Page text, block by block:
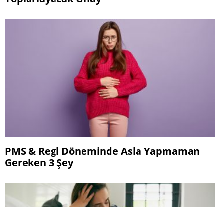
PMS & Regl Döneminde Asla Yapmaman
Gereken 3 Şey